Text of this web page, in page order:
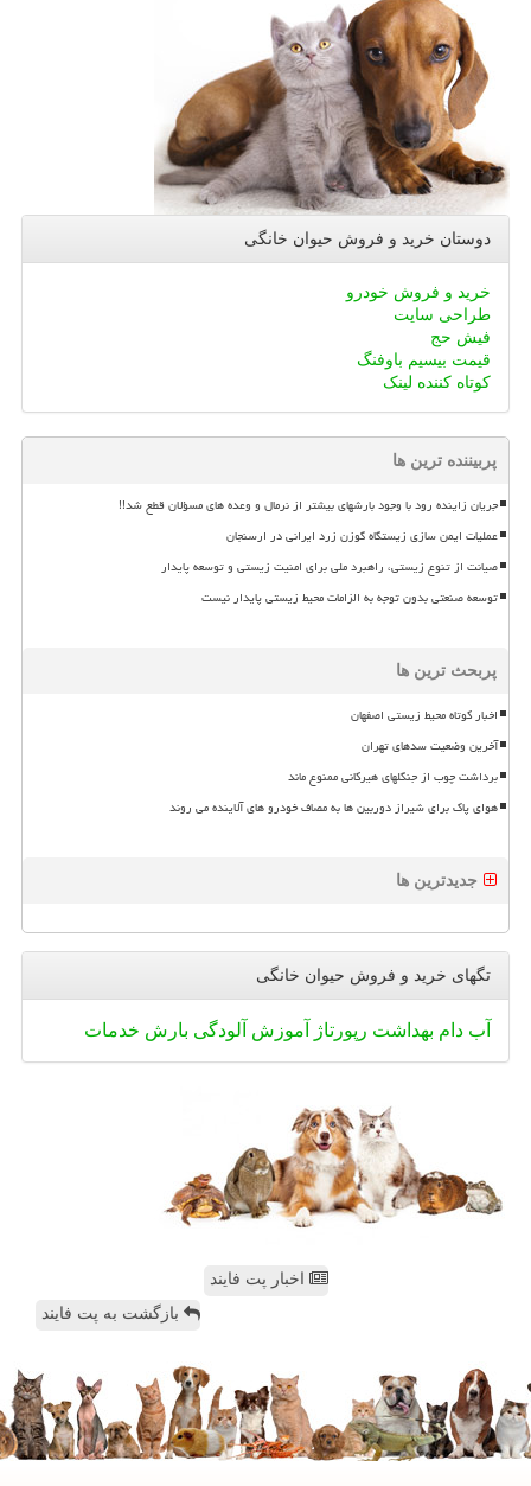
دوستان خرید و فروش حیوان خانگی
خرید و فروش خودرو
طراحی سایت
فیش حج
قیمت بیسیم باوفنگ
کوتاه کننده لینک
پربیننده ترین ها
جریان زاینده رود با وجود بارشهای بیشتر از نرمال و وعده های مسؤلان قطع شد!!
عملیات ایمن سازی زیستگاه گوزن زرد ایرانی در ارسنجان
صیانت از تنوع زیستی، راهبرد ملی برای امنیت زیستی و توسعه پایدار
توسعه صنعتی بدون توجه به الزامات محیط زیستی پایدار نیست
پربحث ترین ها
اخبار کوتاه محیط زیستی اصفهان
آخرین وضعیت سدهای تهران
برداشت چوب از جنگلهای هیرکانی ممنوع ماند
هوای پاک برای شیراز دوربین ها به مصاف خودرو های آلاینده می روند
جدیدترین ها
تگهای خرید و فروش حیوان خانگی
آب دام بهداشت رپورتاژ آموزش آلودگی بارش خدمات
اخبار پت فایند
بازگشت به پت فایند